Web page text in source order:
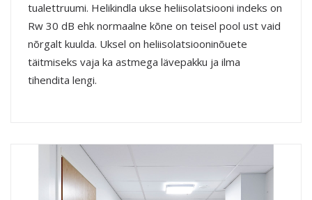
tualettruumi. Helikindla ukse heliisolatsiooni indeks on
Rw 30 dB ehk normaalne kõne on teisel pool ust vaid
nõrgalt kuulda. Uksel on heliisolatsiooninõuete
täitmiseks vaja ka astmega lävepakku ja ilma
tihendita lengi.